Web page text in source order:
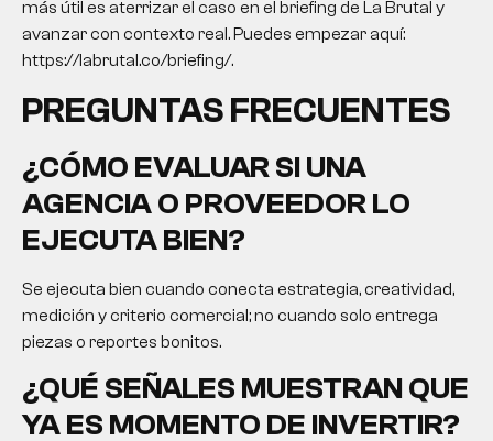
más útil es aterrizar el caso en el briefing de La Brutal y
avanzar con contexto real. Puedes empezar aquí:
https://labrutal.co/briefing/.
PREGUNTAS FRECUENTES
¿CÓMO EVALUAR SI UNA
AGENCIA O PROVEEDOR LO
EJECUTA BIEN?
Se ejecuta bien cuando conecta estrategia, creatividad,
medición y criterio comercial; no cuando solo entrega
piezas o reportes bonitos.
¿QUÉ SEÑALES MUESTRAN QUE
YA ES MOMENTO DE INVERTIR?